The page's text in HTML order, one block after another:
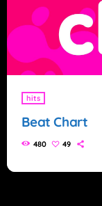
hits
Beat Chart
480 49